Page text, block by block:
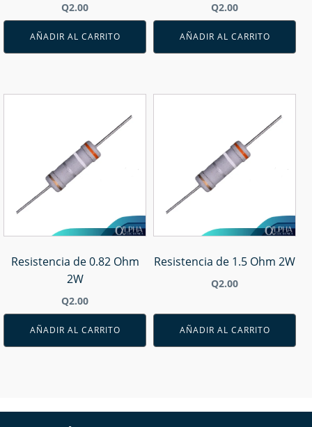
Q2.00
AÑADIR AL CARRITO
Q2.00
AÑADIR AL CARRITO
Resistencia de 0.82 Ohm
2W
Q2.00
AÑADIR AL CARRITO
Resistencia de 1.5 Ohm 2W
Q2.00
AÑADIR AL CARRITO